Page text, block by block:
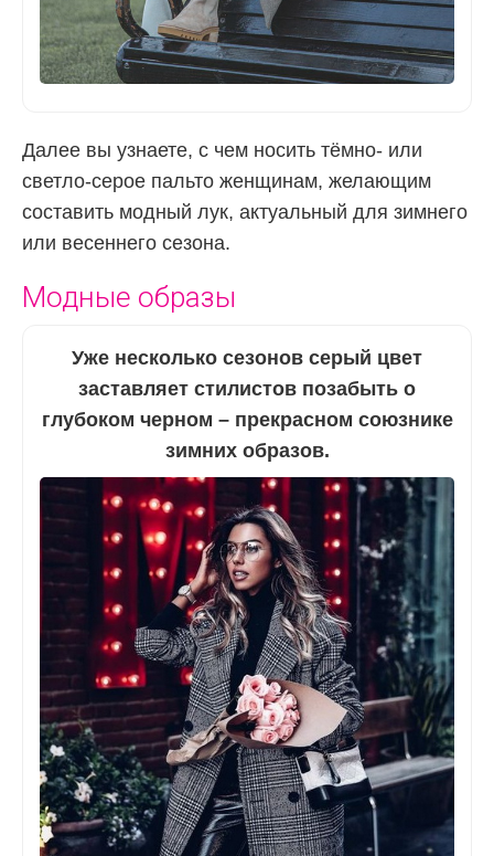
Далее вы узнаете, с чем носить тёмно- или
светло-серое пальто женщинам, желающим
составить модный лук, актуальный для зимнего
или весеннего сезона.
Модные образы
Уже несколько сезонов серый цвет
заставляет стилистов позабыть о
глубоком черном – прекрасном союзнике
зимних образов.